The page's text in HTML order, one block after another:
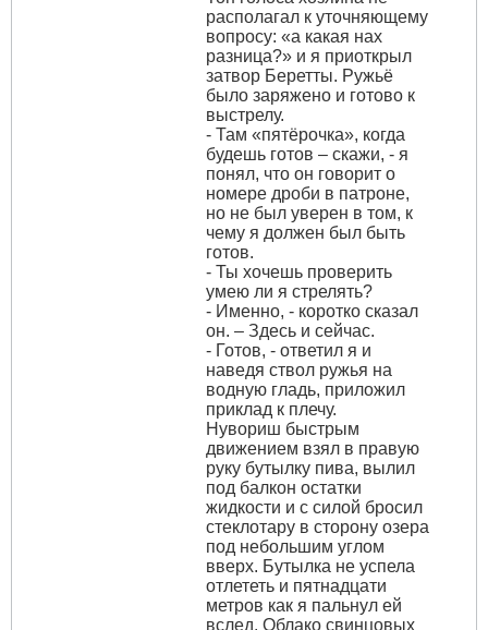
располагал к уточняющему
вопросу: «а какая нах
разница?» и я приоткрыл
затвор Беретты. Ружьё
было заряжено и готово к
выстрелу.
- Там «пятёрочка», когда
будешь готов – скажи, - я
понял, что он говорит о
номере дроби в патроне,
но не был уверен в том, к
чему я должен был быть
готов.
- Ты хочешь проверить
умею ли я стрелять?
- Именно, - коротко сказал
он. – Здесь и сейчас.
- Готов, - ответил я и
наведя ствол ружья на
водную гладь, приложил
приклад к плечу.
Нувориш быстрым
движением взял в правую
руку бутылку пива, вылил
под балкон остатки
жидкости и с силой бросил
стеклотару в сторону озера
под небольшим углом
вверх. Бутылка не успела
отлететь и пятнадцати
метров как я пальнул ей
вслед. Облако свинцовых